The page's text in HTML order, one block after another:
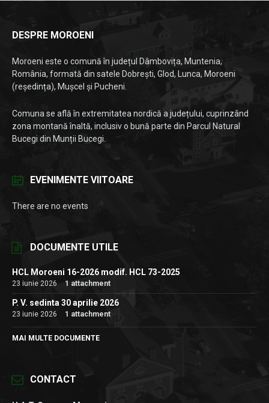
DESPRE MOROENI
Moroeni este o comună în județul Dâmbovița, Muntenia,
România, formată din satele Dobrești, Glod, Lunca, Moroeni
(reședința), Mușcel și Pucheni.
Comuna se află în extremitatea nordică a județului, cuprinzând
zona montană înaltă, inclusiv o bună parte din Parcul Natural
Bucegi din Munții Bucegi.
EVENIMENTE VIITOARE
There are no events
DOCUMENTE UTILE
HCL Moroeni 16-2026 modif. HCL 73-2025
23 iunie 2026 1 attachment
P. V. sedinta 30 aprilie 2026
23 iunie 2026 1 attachment
MAI MULTE DOCUMENTE
CONTACT